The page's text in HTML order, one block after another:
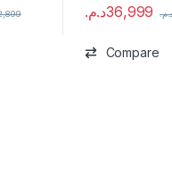
36,999د.م.
Compare